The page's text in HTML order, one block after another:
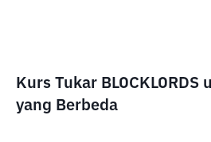
Kurs Tukar
yang Berbeda